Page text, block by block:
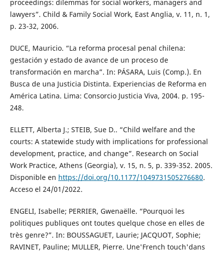
proceedings: dilemmas for social workers, managers and
lawyers”. Child & Family Social Work, East Anglia, v. 11, n. 1,
p. 23-32, 2006.
DUCE, Mauricio. “La reforma procesal penal chilena:
gestación y estado de avance de un proceso de
transformación en marcha”. In: PÁSARA, Luis (Comp.). En
Busca de una Justicia Distinta. Experiencias de Reforma en
América Latina. Lima: Consorcio Justicia Viva, 2004. p. 195-
248.
ELLETT, Alberta J.; STEIB, Sue D.. “Child welfare and the
courts: A statewide study with implications for professional
development, practice, and change”. Research on Social
Work Practice, Athens (Georgia), v. 15, n. 5, p. 339-352. 2005.
Disponible en https://doi.org/10.1177/1049731505276680.
Acceso el 24/01/2022.
ENGELI, Isabelle; PERRIER, Gwenaëlle. “Pourquoi les
politiques publiques ont toutes quelque chose en elles de
très genre?”. In: BOUSSAGUET, Laurie; JACQUOT, Sophie;
RAVINET, Pauline; MULLER, Pierre. Une'French touch'dans